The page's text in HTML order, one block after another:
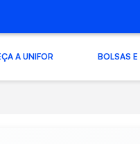
A UNIFOR BOLSAS E